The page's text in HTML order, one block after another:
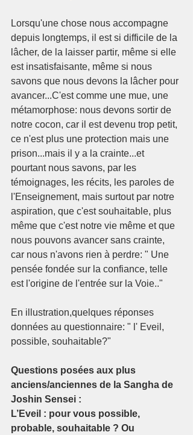
Lorsqu'une chose nous accompagne
depuis longtemps, il est si difficile de la
lâcher, de la laisser partir, même si elle
est insatisfaisante, même si nous
savons que nous devons la lâcher pour
avancer...C'est comme une mue, une
métamorphose: nous devons sortir de
notre cocon, car il est devenu trop petit,
ce n'est plus une protection mais une
prison...mais il y a la crainte...et
pourtant nous savons, par les
témoignages, les récits, les paroles de
l'Enseignement, mais surtout par notre
aspiration, que c'est souhaitable, plus
même que c'est notre vie même et que
nous pouvons avancer sans crainte,
car nous n'avons rien à perdre: " Une
pensée fondée sur la confiance, telle
est l'origine de l'entrée sur la Voie.."
En illustration,quelques réponses
données au questionnaire: " l' Eveil,
possible, souhaitable?"
Questions posées aux plus
anciens/anciennes de la Sangha de
Joshin Sensei :
L’Eveil : pour vous possible,
probable, souhaitable ? Ou